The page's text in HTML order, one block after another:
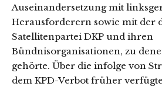
Auseinandersetzung mit
Herausforderern sowie mit der
Satellitenpartei DKP und ihren
Bündnisorganisationen, zu
gehörte. Über die infolge von
dem KPD-Verbot früher